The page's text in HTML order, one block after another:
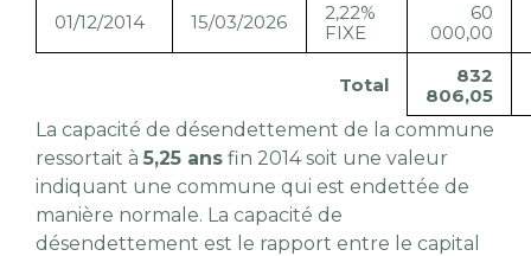
01/12/2014 15/03/2026
2,22%
FIXE
60
000,00
Total
832
806,05
La capacité de désendettement de la commune
ressortait à 5,25 ans fin 2014 soit une valeur
indiquant une commune qui est endettée de
manière normale. La capacité de
désendettement est le rapport entre le capital